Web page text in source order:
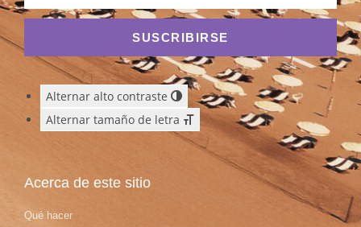
SUSCRIBIRSE
Alternar alto contraste
Alternar tamaño de letra
Acerca de este sitio
Qué hacer